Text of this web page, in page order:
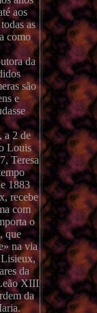
aos
as
como
da
são
e
a 2 de
Louis
Teresa
1883
recebe
com
o
que
na via
Lisieux,
da
XIII
da